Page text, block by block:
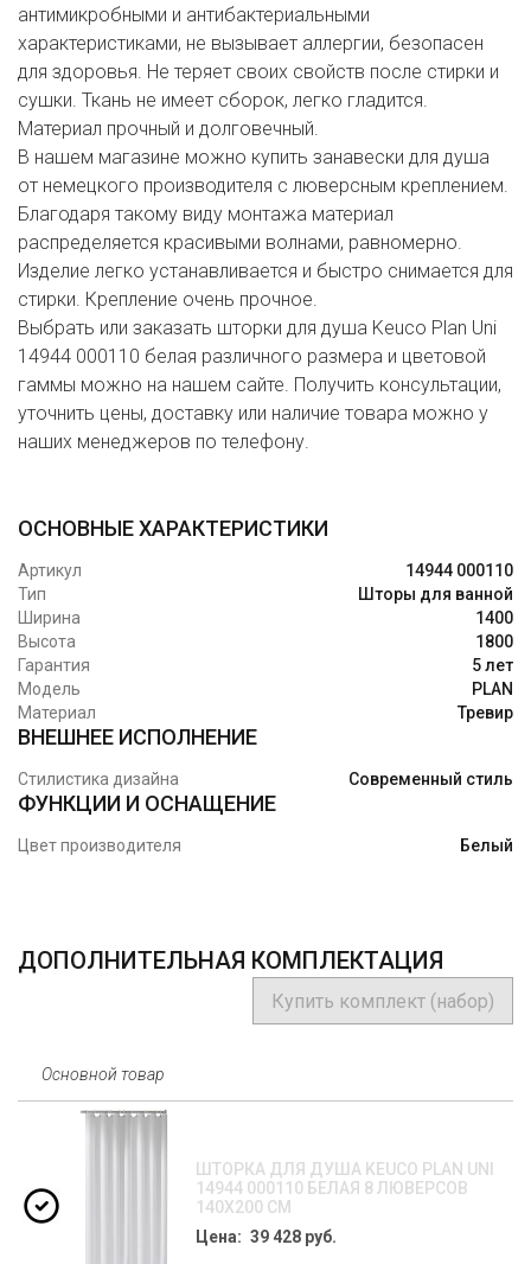
антимикробными и антибактериальными
характеристиками, не вызывает аллергии, безопасен
для здоровья. Не теряет своих свойств после стирки и
сушки. Ткань не имеет сборок, легко гладится.
Материал прочный и долговечный.
В нашем магазине можно купить занавески для душа
от немецкого производителя с люверсным креплением.
Благодаря такому виду монтажа материал
распределяется красивыми волнами, равномерно.
Изделие легко устанавливается и быстро снимается для
стирки. Крепление очень прочное.
Выбрать или заказать шторки для душа Keuco Plan Uni
14944 000110 белая различного размера и цветовой
гаммы можно на нашем сайте. Получить консультации,
уточнить цены, доставку или наличие товара можно у
наших менеджеров по телефону.
ОСНОВНЫЕ ХАРАКТЕРИСТИКИ
Артикул
14944 000110
Тип
Шторы для ванной
Ширина
1400
Высота
1800
Гарантия
5 лет
Модель
PLAN
Материал
Тревир
ВНЕШНЕЕ ИСПОЛНЕНИЕ
Стилистика дизайна Современный стиль
ФУНКЦИИ И ОСНАЩЕНИЕ
Цвет производителя Белый
ДОПОЛНИТЕЛЬНАЯ КОМПЛЕКТАЦИЯ
Купить комплект (набор)
Основной товар
ШТОРКА ДЛЯ ДУША KEUCO PLAN UNI
14944 000110 БЕЛАЯ 8 ЛЮВЕРСОВ
140Х200 СМ
Цена: 39 428 руб.